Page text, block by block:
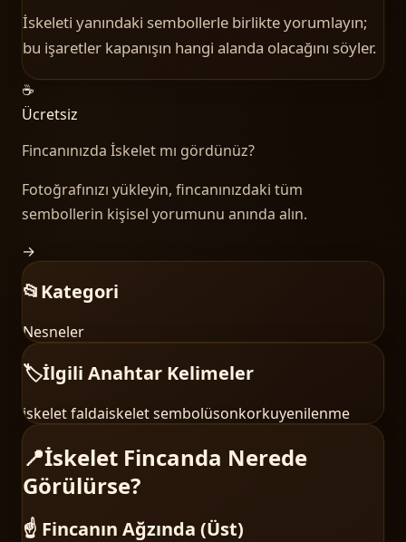
İskeleti yanındaki sembollerle birlikte yorumlayın;
bu işaretler kapanışın hangi alanda olacağını söyler.
☕
Ücretsiz
Fincanınızda İskelet mı gördünüz?
Fotoğrafınızı yükleyin, fincanınızdaki tüm
sembollerin kişisel yorumunu anında alın.
→
📂Kategori
Nesneler
🏷️İlgili Anahtar Kelimeler
iskelet faldaiskelet sembolüsonkorkuyenilenme
📍İskelet Fincanda Nerede
Görülürse?
☝️ Fincanın Ağzında (Üst)